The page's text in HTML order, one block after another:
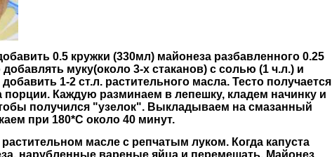
0.5 кружки (330мл) майонеза разбавленного 0.25
муку(около 3-х стаканов) с солью (1 ч.л.) и
1-2 ст.л. растительного масла. Тесто получается
порции. Каждую разминаем в лепешку, кладем начинку и
получился "узелок". Выкладываем на смазанный
при 180*С около 40 минут.
масле с репчатым луком. Когда капуста
нарубленные вареные яйца и перемешать. Майонез